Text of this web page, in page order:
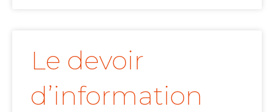
Le devoir
d’information